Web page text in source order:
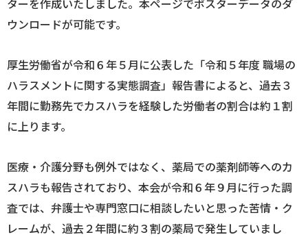
ターを作成いたしました。本ページでポスターデータのダ
ウンロードが可能です。
厚生労働省が令和６年５月に公表した「令和５年度 職場の
ハラスメントに関する実態調査」報告書によると、過去３
年間に勤務先でカスハラを経験した労働者の割合は約１割
に上ります。
医療・介護分野も例外ではなく、薬局での薬剤師等へのカ
スハラも報告されており、本会が令和６年９月に行った調
査では、弁護士や専門窓口に相談したいと思った苦情・ク
レームが、過去２年間に約３割の薬局で発生していまし